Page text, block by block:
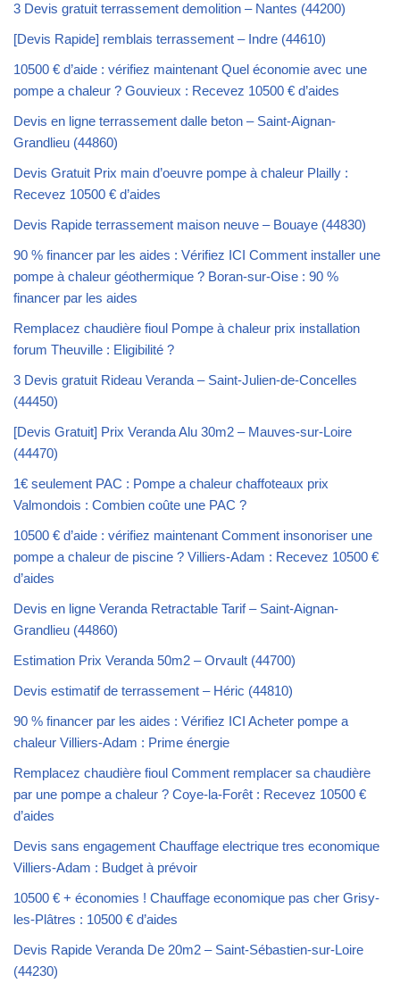
3 Devis gratuit terrassement demolition – Nantes (44200)
[Devis Rapide] remblais terrassement – Indre (44610)
10500 € d’aide : vérifiez maintenant Quel économie avec une
pompe a chaleur ? Gouvieux : Recevez 10500 € d’aides
Devis en ligne terrassement dalle beton – Saint-Aignan-
Grandlieu (44860)
Devis Gratuit Prix main d’oeuvre pompe à chaleur Plailly :
Recevez 10500 € d’aides
Devis Rapide terrassement maison neuve – Bouaye (44830)
90 % financer par les aides : Vérifiez ICI Comment installer une
pompe à chaleur géothermique ? Boran-sur-Oise : 90 %
financer par les aides
Remplacez chaudière fioul Pompe à chaleur prix installation
forum Theuville : Eligibilité ?
3 Devis gratuit Rideau Veranda – Saint-Julien-de-Concelles
(44450)
[Devis Gratuit] Prix Veranda Alu 30m2 – Mauves-sur-Loire
(44470)
1€ seulement PAC : Pompe a chaleur chaffoteaux prix
Valmondois : Combien coûte une PAC ?
10500 € d’aide : vérifiez maintenant Comment insonoriser une
pompe a chaleur de piscine ? Villiers-Adam : Recevez 10500 €
d’aides
Devis en ligne Veranda Retractable Tarif – Saint-Aignan-
Grandlieu (44860)
Estimation Prix Veranda 50m2 – Orvault (44700)
Devis estimatif de terrassement – Héric (44810)
90 % financer par les aides : Vérifiez ICI Acheter pompe a
chaleur Villiers-Adam : Prime énergie
Remplacez chaudière fioul Comment remplacer sa chaudière
par une pompe a chaleur ? Coye-la-Forêt : Recevez 10500 €
d’aides
Devis sans engagement Chauffage electrique tres economique
Villiers-Adam : Budget à prévoir
10500 € + économies ! Chauffage economique pas cher Grisy-
les-Plâtres : 10500 € d’aides
Devis Rapide Veranda De 20m2 – Saint-Sébastien-sur-Loire
(44230)